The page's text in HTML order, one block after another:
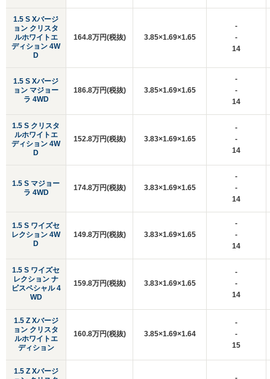
1.5 S Xバージ
ョン クリスタ
ルホワイトエ
ディション 4W
D
1.5 S Xバージ
ョン マジョー
ラ 4WD
1.5 S クリスタ
ルホワイトエ
ディション 4W
D
1.5 S マジョー
ラ 4WD
1.5 S ワイズセ
レクション 4W
D
1.5 S ワイズセ
レクション ナ
ビスペシャル 4
WD
1.5 Z Xバージ
ョン クリスタ
ルホワイトエ
ディション
1.5 Z Xバージ
164.8万円(税抜) 3.85×1.69×1.65
-
-
14
186.8万円(税抜) 3.85×1.69×1.65
-
-
14
152.8万円(税抜) 3.83×1.69×1.65
-
-
14
174.8万円(税抜) 3.83×1.69×1.65
-
-
14
149.8万円(税抜) 3.83×1.69×1.65
-
-
14
159.8万円(税抜) 3.83×1.69×1.65
-
-
14
160.8万円(税抜) 3.85×1.69×1.64
-
-
15